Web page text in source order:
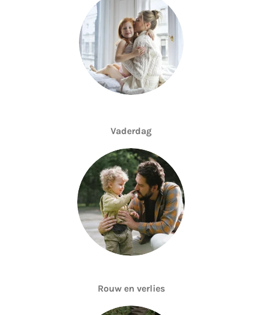
Vaderdag
Rouw en verlies